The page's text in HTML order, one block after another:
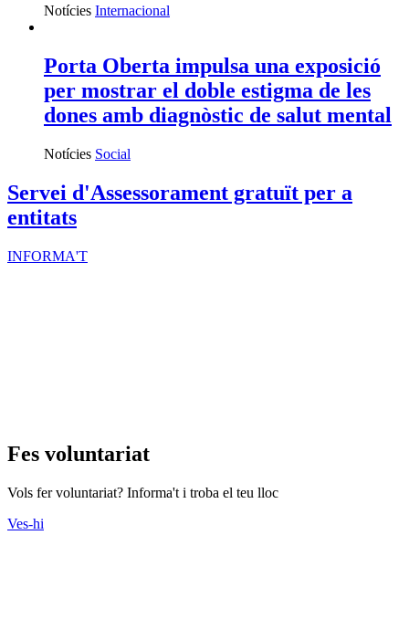
Notícies Internacional
Porta Oberta impulsa una exposició
per mostrar el doble estigma de les
dones amb diagnòstic de salut mental
Notícies Social
Servei d'Assessorament gratuït per a
entitats
INFORMA'T
Fes voluntariat
Vols fer voluntariat? Informa't i troba el teu lloc
Ves-hi